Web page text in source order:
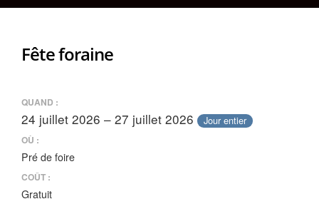
Fête foraine
QUAND :
24 juillet 2026 – 27 juillet 2026 Jour entier
OÙ :
Pré de foire
COÛT :
Gratuit